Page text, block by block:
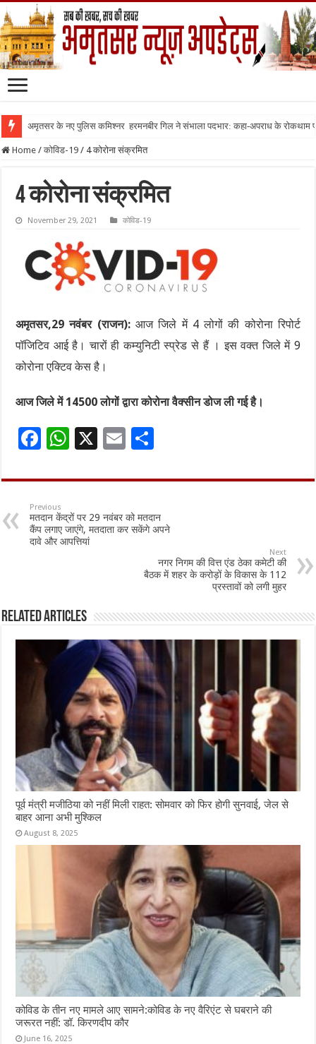
अमृतसर के नए पुलिस कमिश्नर हरमनबीर गिल ने संभाला पदभार: कहा-अपराध के रोकथाम
Home / कोविड-19 / 4 कोरोना संक्रमित
4 कोरोना संक्रमित
November 29, 2021 कोविड-19
अमृतसर,29 नवंबर (राजन):आज जिले में 4 लोगों की कोरोना रिपोर्ट
पॉजिटिव आई है। चारों ही कम्युनिटी स्प्रेड से हैं । इस वक्त जिले में 9
कोरोना एक्टिव केस है।
आज जिले में 14500 लोगों द्वारा कोरोना वैक्सीन डोज ली गई है।
F
e
b
o
o
W
at
sA
p
p
X
E
ai
l
ar
Previous
मतदान केंद्रों पर 29 नवंबर को मतदान
कैंप लगाए जाएंगे, मतदाता कर सकेंगे अपने
दावे और आपत्तियां
Next
नगर निगम की वित्त एंड ठेका कमेटी की
बैठक में शहर के करोड़ों के विकास के 112
प्रस्तावों को लगी मुहर
Related Articles
पूर्व मंत्री मजीठिया को नहीं मिली राहत: सोमवार को फिर होगी सुनवाई, जेल से
बाहर आना अभी मुश्किल
August 8, 2025
कोविड के तीन नए मामले आए सामने:कोविड के नए वैरिएंट से घबराने की
जरूरत नहीं: डॉ. किरणदीप कौर
June 16, 2025